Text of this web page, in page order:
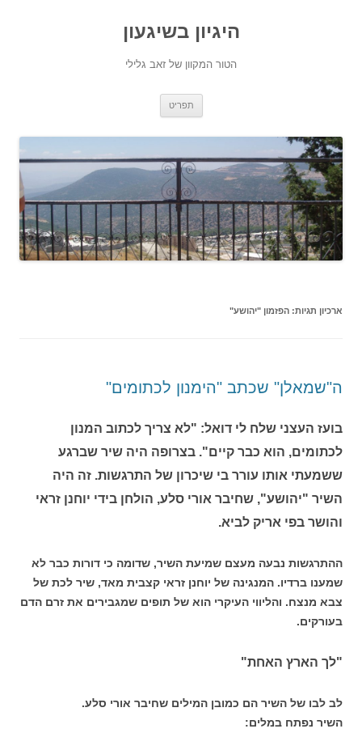
היגיון בשיגעון
הטור המקוון של זאב גלילי
תפריט
ארכיון תגיות: הפזמון "יהושע"
ה"שמאלן" שכתב "הימנון לכתומים"
בועז העצני שלח לי דואל: "לא צריך לכתוב המנון
לכתומים, הוא כבר קיים". בצרופה היה שיר שברגע
ששמעתי אותו עורר בי שיכרון של התרגשות. זה היה
השיר "יהושע", שחיבר אורי סלע, הולחן בידי יוחנן זראי
והושר בפי אריק לביא.
ההתרגשות נבעה מעצם שמיעת השיר, שדומה כי דורות כבר לא
שמענו ברדיו. המנגינה של יוחנן זראי קצבית מאד, שיר לכת של
צבא מנצח. והליווי העיקרי הוא של תופים שמגבירים את זרם הדם
בעורקים.
"לך הארץ האחת"
לב לבו של השיר הם כמובן המילים שחיבר אורי סלע.
השיר נפתח במלים: